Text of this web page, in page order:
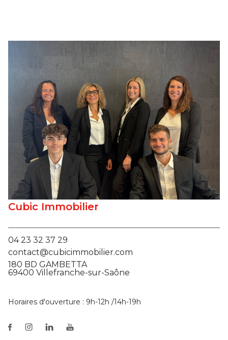
Cubic Immobilier
04 23 32 37 29
contact@cubicimmobilier.com
180 BD GAMBETTA
69400 Villefranche-sur-Saône
Horaires d'ouverture : 9h-12h /14h-19h